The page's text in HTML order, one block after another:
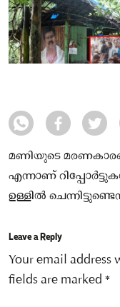
മണിയുടെ മരണകാരണം
എന്നാണ്
ഉള്ളിൽ
Leave a Reply
Your email address
fields are marked *